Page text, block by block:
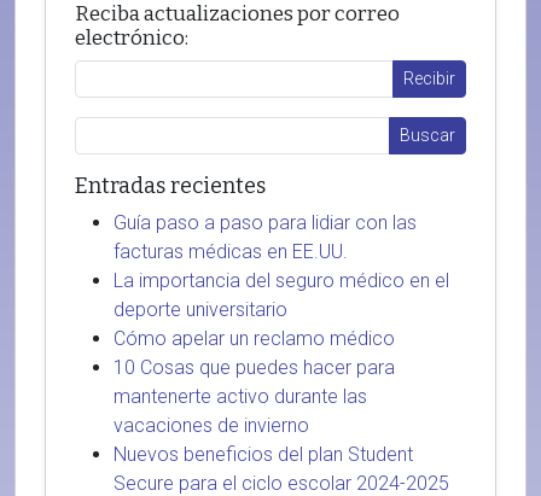
Reciba actualizaciones por correo
electrónico:
Entradas recientes
Guía paso a paso para lidiar con las
facturas médicas en EE.UU.
La importancia del seguro médico en el
deporte universitario
Cómo apelar un reclamo médico
10 Cosas que puedes hacer para
mantenerte activo durante las
vacaciones de invierno
Nuevos beneficios del plan Student
Secure para el ciclo escolar 2024-2025